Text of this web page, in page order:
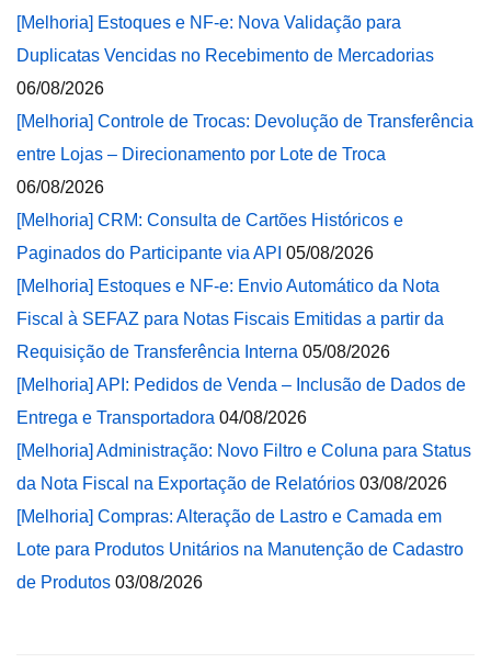
[Melhoria] Estoques e NF-e: Nova Validação para
Duplicatas Vencidas no Recebimento de Mercadorias
06/08/2026
[Melhoria] Controle de Trocas: Devolução de Transferência
entre Lojas – Direcionamento por Lote de Troca
06/08/2026
[Melhoria] CRM: Consulta de Cartões Históricos e
Paginados do Participante via API 05/08/2026
[Melhoria] Estoques e NF-e: Envio Automático da Nota
Fiscal à SEFAZ para Notas Fiscais Emitidas a partir da
Requisição de Transferência Interna 05/08/2026
[Melhoria] API: Pedidos de Venda – Inclusão de Dados de
Entrega e Transportadora 04/08/2026
[Melhoria] Administração: Novo Filtro e Coluna para Status
da Nota Fiscal na Exportação de Relatórios 03/08/2026
[Melhoria] Compras: Alteração de Lastro e Camada em
Lote para Produtos Unitários na Manutenção de Cadastro
de Produtos 03/08/2026